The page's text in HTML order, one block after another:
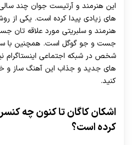
این هنرمند و آرتیست جوان چند
های زیادی پیدا کرده است. یکی
هنرمند و سلبریتی مورد علاقه تان
جست و جو گوگل است. همچنین با
شخص در شبکه اجتماعی اینستاگرام
های جدید و جذاب این آهنگ ساز و
کنید.
اشکان کاگان تا کنون چه
کرده است؟